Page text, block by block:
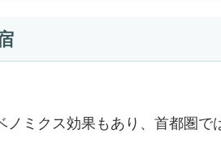
ノミクス効果もあり、首都圏で